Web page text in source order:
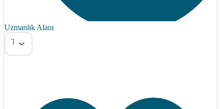
Uzmanlık Alanı
Tümü